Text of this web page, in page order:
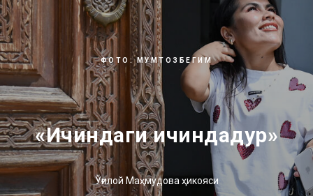
ФОТО: МУМТОЗБЕГИМ
«Ичиндаги ичиндадур»
Ўғилой Маҳмудова ҳикояси